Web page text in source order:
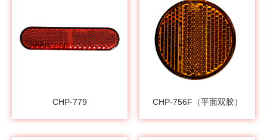
CHP-779 CHP-756F（平面双胶）